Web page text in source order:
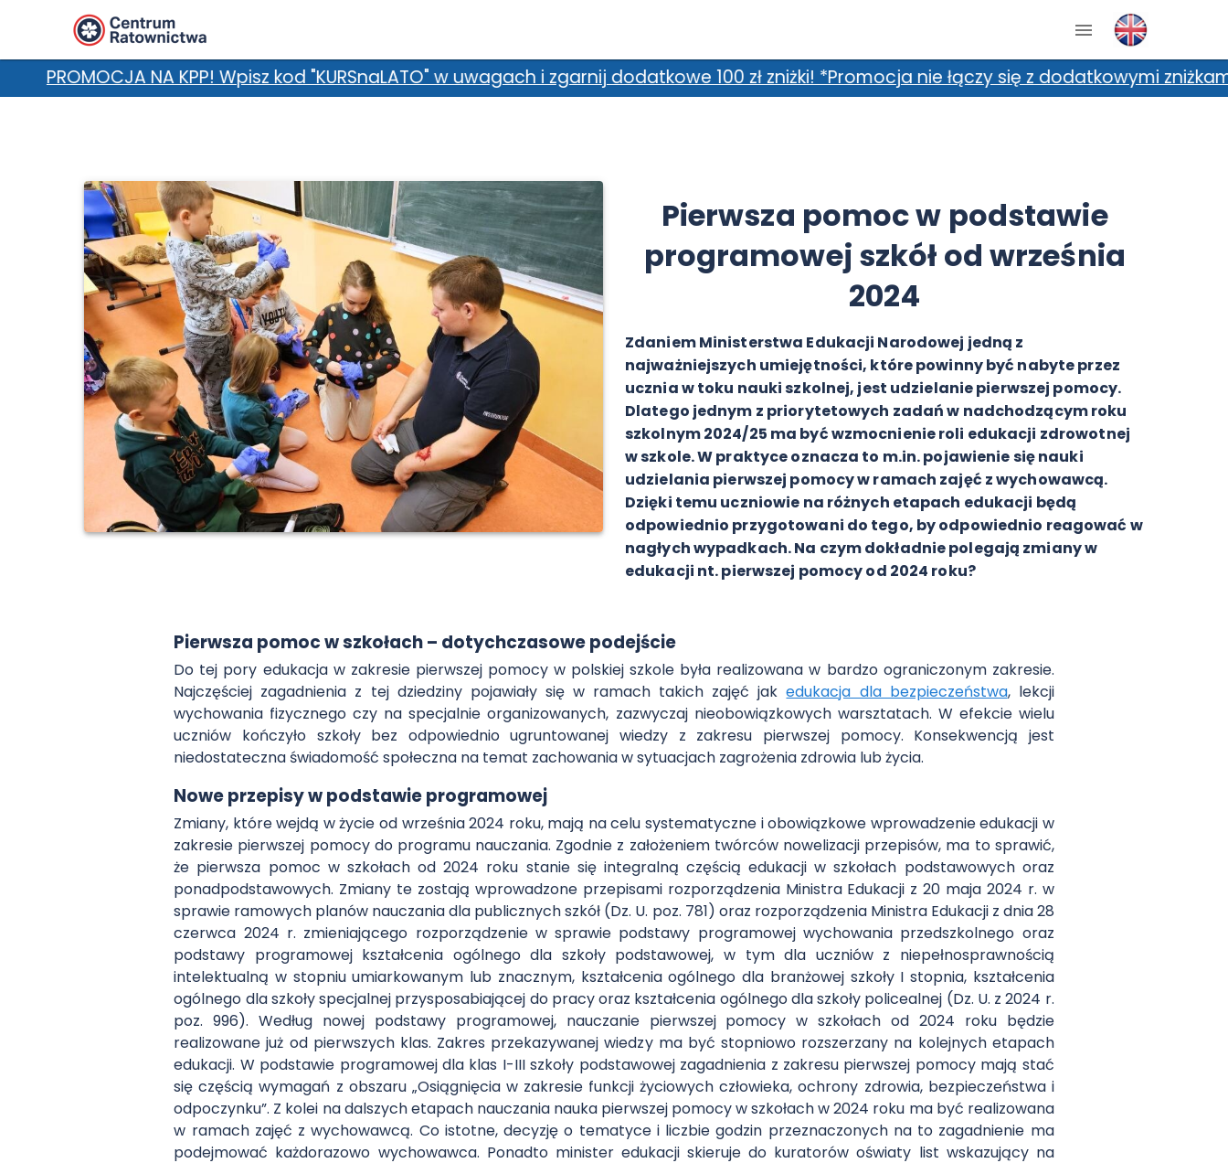
KPP! Wpisz kod "KURSnaLATO" w uwagach i zgarnij dodatkowe 100 zł zniżki! *Promocja nie łączy się z dodatkowymi zniżkami, m.in. kartami
Pierwsza pomoc w podstawie
programowej szkół od września
2024
Zdaniem Ministerstwa Edukacji Narodowej jedną z
najważniejszych umiejętności, które powinny być nabyte przez
ucznia w toku nauki szkolnej, jest udzielanie pierwszej pomocy.
Dlatego jednym z priorytetowych zadań w nadchodzącym roku
szkolnym 2024/25 ma być wzmocnienie roli edukacji zdrowotnej
w szkole. W praktyce oznacza to m.in. pojawienie się nauki
udzielania pierwszej pomocy w ramach zajęć z wychowawcą.
Dzięki temu uczniowie na różnych etapach edukacji będą
odpowiednio przygotowani do tego, by odpowiednio reagować w
nagłych wypadkach. Na czym dokładnie polegają zmiany w
edukacji nt. pierwszej pomocy od 2024 roku?
Pierwsza pomoc w szkołach – dotychczasowe podejście
Do tej pory edukacja w zakresie pierwszej pomocy w polskiej szkole była realizowana w bardzo ograniczonym zakresie.
Najczęściej zagadnienia z tej dziedziny pojawiały się w ramach takich zajęć jakedukacja dla bezpieczeństwa, lekcji
wychowania fizycznego czy na specjalnie organizowanych, zazwyczaj nieobowiązkowych warsztatach. W efekcie wielu
uczniów kończyło szkoły bez odpowiednio ugruntowanej wiedzy z zakresu pierwszej pomocy. Konsekwencją jest
niedostateczna świadomość społeczna na temat zachowania w sytuacjach zagrożenia zdrowia lub życia.
Nowe przepisy w podstawie programowej
Zmiany, które wejdą w życie od września 2024 roku, mają na celu systematyczne i obowiązkowe wprowadzenie edukacji w
zakresie pierwszej pomocy do programu nauczania. Zgodnie z założeniem twórców nowelizacji przepisów, ma to sprawić,
że pierwsza pomoc w szkołach od 2024 roku stanie się integralną częścią edukacji w szkołach podstawowych oraz
ponadpodstawowych. Zmiany te zostają wprowadzone przepisami rozporządzenia Ministra Edukacji z 20 maja 2024 r. w
sprawie ramowych planów nauczania dla publicznych szkół (Dz. U. poz. 781) oraz rozporządzenia Ministra Edukacji z dnia 28
czerwca 2024 r. zmieniającego rozporządzenie w sprawie podstawy programowej wychowania przedszkolnego oraz
podstawy programowej kształcenia ogólnego dla szkoły podstawowej, w tym dla uczniów z niepełnosprawnością
intelektualną w stopniu umiarkowanym lub znacznym, kształcenia ogólnego dla branżowej szkoły I stopnia, kształcenia
ogólnego dla szkoły specjalnej przysposabiającej do pracy oraz kształcenia ogólnego dla szkoły policealnej (Dz. U. z 2024 r.
poz. 996). Według nowej podstawy programowej, nauczanie pierwszej pomocy w szkołach od 2024 roku będzie
realizowane już od pierwszych klas. Zakres przekazywanej wiedzy ma być stopniowo rozszerzany na kolejnych etapach
edukacji. W podstawie programowej dla klas I-III szkoły podstawowej zagadnienia z zakresu pierwszej pomocy mają stać
się częścią wymagań z obszaru „Osiągnięcia w zakresie funkcji życiowych człowieka, ochrony zdrowia, bezpieczeństwa i
odpoczynku”. Z kolei na dalszych etapach nauczania nauka pierwszej pomocy w szkołach w 2024 roku ma być realizowana
w ramach zajęć z wychowawcą. Co istotne, decyzję o tematyce i liczbie godzin przeznaczonych na to zagadnienie ma
podejmować każdorazowo wychowawca. Ponadto minister edukacji skieruje do kuratorów oświaty list wskazujący na